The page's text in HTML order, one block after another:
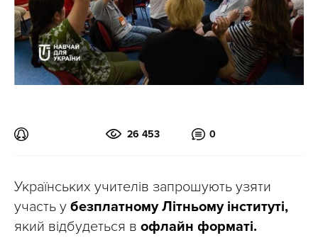
26 453 0
Українських учителів запрошують узяти
участь у безплатному Літньому інституті,
який відбудеться в офлайн форматі.